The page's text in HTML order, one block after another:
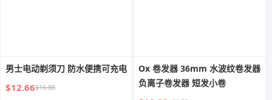
男士电动剃须刀 防水便携可充电
$12.66$16.88
Ox 卷发器 36mm 水波纹卷发器
负离子卷发器 短发小卷